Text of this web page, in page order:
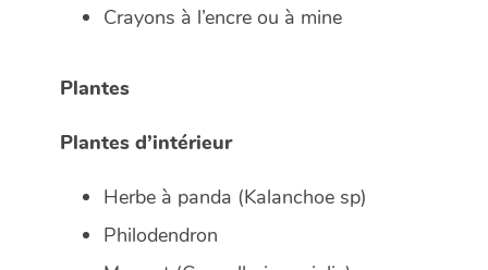
Crayons à l’encre ou à mine
Plantes
Plantes d’intérieur
Herbe à panda (Kalanchoe sp)
Philodendron